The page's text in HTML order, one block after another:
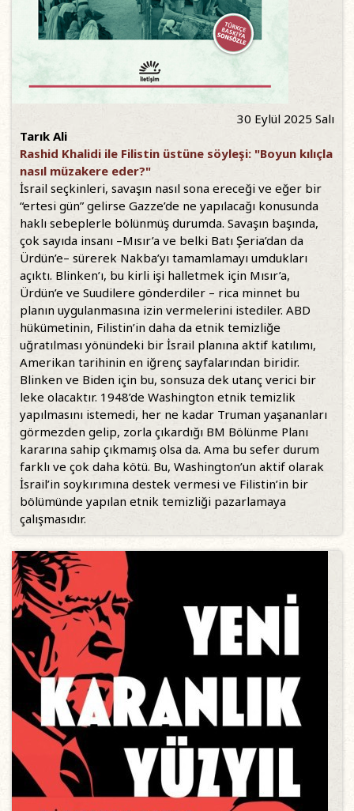
30 Eylül 2025 Salı
Tarık Ali
Rashid Khalidi ile Filistin üstüne söyleşi: "Boyun kılıçla
nasıl müzakere eder?"
İsrail seçkinleri, savaşın nasıl sona ereceği ve eğer bir
“ertesi gün” gelirse Gazze’de ne yapılacağı konusunda
haklı sebeplerle bölünmüş durumda. Savaşın başında,
çok sayıda insanı –Mısır’a ve belki Batı Şeria’dan da
Ürdün’e– sürerek Nakba’yı tamamlamayı umdukları
açıktı. Blinken’ı, bu kirli işi halletmek için Mısır’a,
Ürdün’e ve Suudilere gönderdiler – rica minnet bu
planın uygulanmasına izin vermelerini istediler. ABD
hükümetinin, Filistin’in daha da etnik temizliğe
uğratılması yönündeki bir İsrail planına aktif katılımı,
Amerikan tarihinin en iğrenç sayfalarından biridir.
Blinken ve Biden için bu, sonsuza dek utanç verici bir
leke olacaktır. 1948’de Washington etnik temizlik
yapılmasını istemedi, her ne kadar Truman yaşananları
görmezden gelip, zorla çıkardığı BM Bölünme Planı
kararına sahip çıkmamış olsa da. Ama bu sefer durum
farklı ve çok daha kötü. Bu, Washington’un aktif olarak
İsrail’in soykırımına destek vermesi ve Filistin’in bir
bölümünde yapılan etnik temizliği pazarlamaya
çalışmasıdır.